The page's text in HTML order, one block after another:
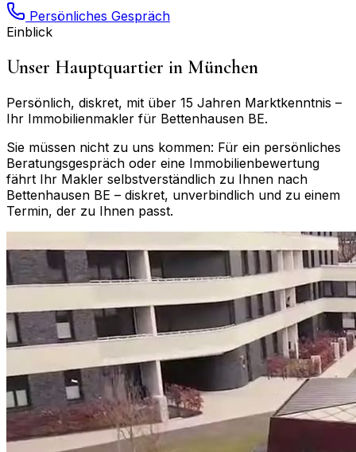
Persönliches Gespräch
Einblick
Unser Hauptquartier in München
Persönlich, diskret, mit über 15 Jahren Marktkenntnis –
Ihr Immobilienmakler für Bettenhausen BE.
Sie müssen nicht zu uns kommen: Für ein persönliches
Beratungsgespräch oder eine Immobilienbewertung
fährt Ihr Makler selbstverständlich zu Ihnen nach
Bettenhausen BE – diskret, unverbindlich und zu einem
Termin, der zu Ihnen passt.